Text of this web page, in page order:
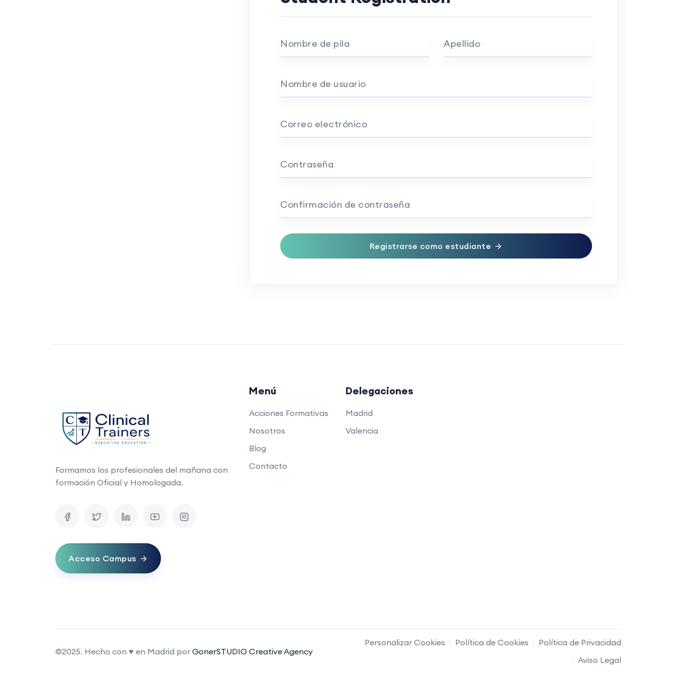
Nombre de pila Apellido
Nombre de usuario
Correo electrónico
Contraseña
Confirmación de contraseña
Registrarse como estudiante
Formamos los profesionales del mañana con
formación Oficial y Homologada.
Acceso Campus
Menú
Acciones Formativas
Nosotros
Blog
Contacto
Delegaciones
Madrid
Valencia
©2025. Hecho con ♥ en Madrid por GonerSTUDIO Creative Agency
Personalizar Cookies Política de Cookies
Política de Privacidad
Aviso Legal